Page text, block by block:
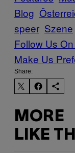
Blog
speer Szene
Follow Us
Make Us
Share:
MORE
LIKE